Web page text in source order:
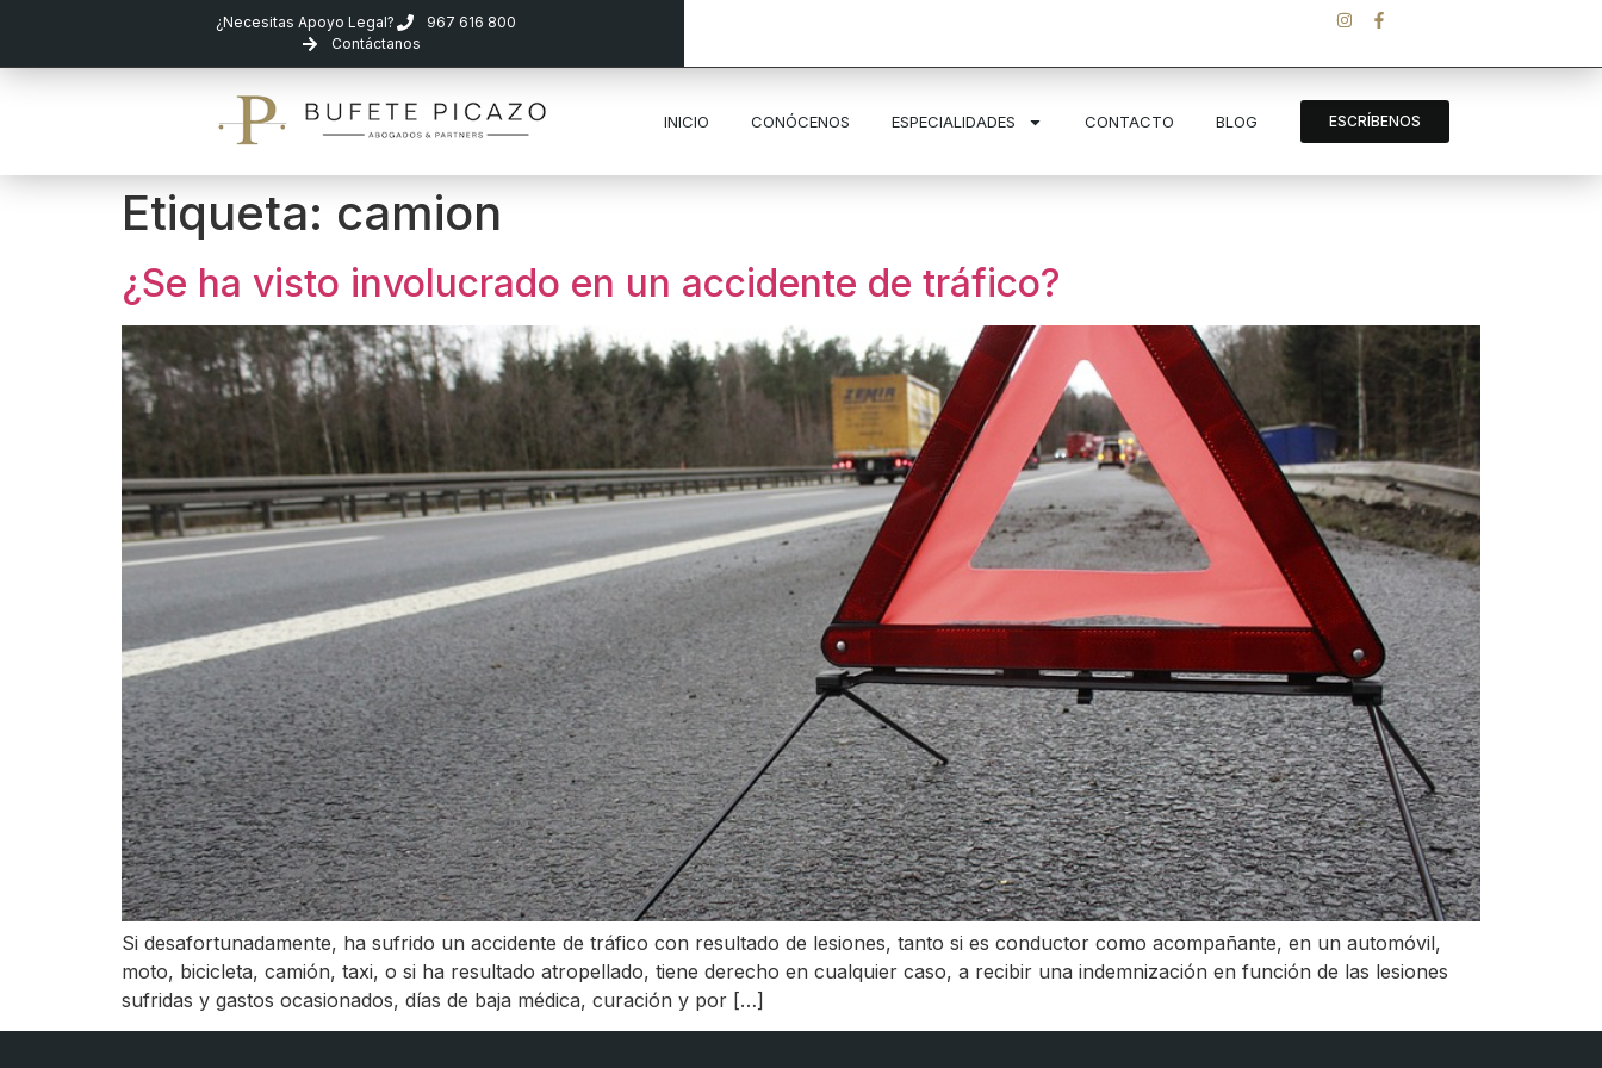
¿Necesitas Apoyo Legal?
967 616 800
Contáctanos
ESCRÍBENOS
INICIO CONÓCENOS ESPECIALIDADES CONTACTO BLOG
Etiqueta: camion
¿Se ha visto involucrado en un accidente de tráfico?
Si desafortunadamente, ha sufrido un accidente de tráfico con resultado de lesiones, tanto si es conductor como acompañante, en un automóvil,
moto, bicicleta, camión, taxi, o si ha resultado atropellado, tiene derecho en cualquier caso, a recibir una indemnización en función de las lesiones
sufridas y gastos ocasionados, días de baja médica, curación y por […]